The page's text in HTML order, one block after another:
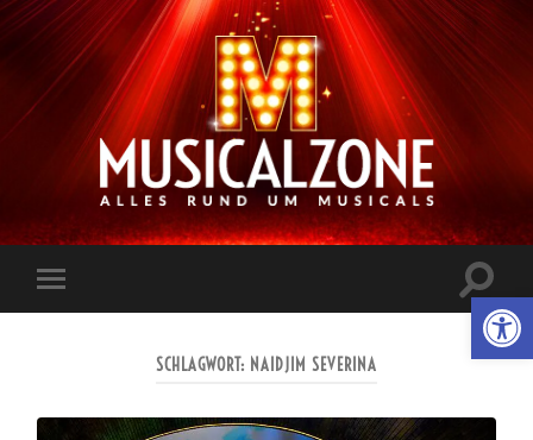
Musicalzone.de
Mobile-
Menü
ein-/
SCHLAGWORT: NAIDJIM SEVERINA